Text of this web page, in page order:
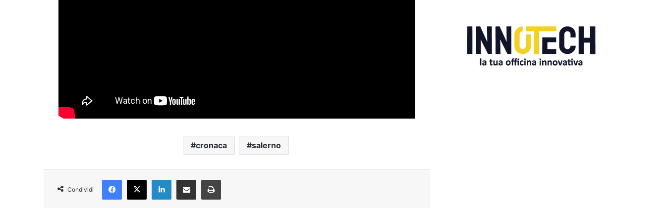
cronaca salerno
Condividi
Facebook
X LinkedIn
Condividi via EmailStampa